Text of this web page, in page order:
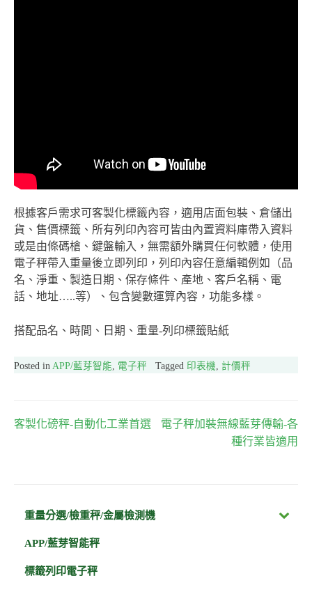
根據客戶需求可客製化標籤內容，適用店面包裝、倉儲出
貨、售價標籤、所有列印內容可皆由內置資料庫帶入資料
或是由條碼槍、鍵盤輸入，無需額外購買任何軟體，使用
電子秤帶入重量後立即列印，列印內容任意編輯例如（品
名、淨重、製造日期、保存條件、產地、客戶名稱、電
話、地址…..等）、包含變數運算內容，功能多樣。
搭配品名、時間、日期、重量-列印標籤貼紙
Posted in APP/藍芽智能 電子秤 Tagged 印表機 計價秤
文
覽
客製化磅秤-自動化工業首選
電子秤加裝無線藍芽傳輸-各
種行業皆適用
重量分選/檢重秤/金屬檢測機
APP/藍芽智能秤
標籤列印電子秤